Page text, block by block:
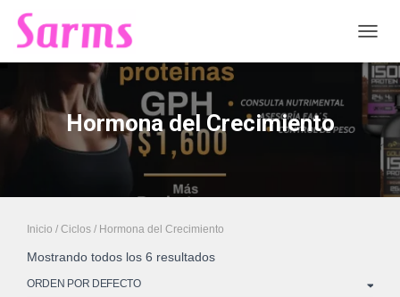
Hormona del Crecimiento
Inicio / Ciclos / Hormona del Crecimiento
Mostrando todos los 6 resultados